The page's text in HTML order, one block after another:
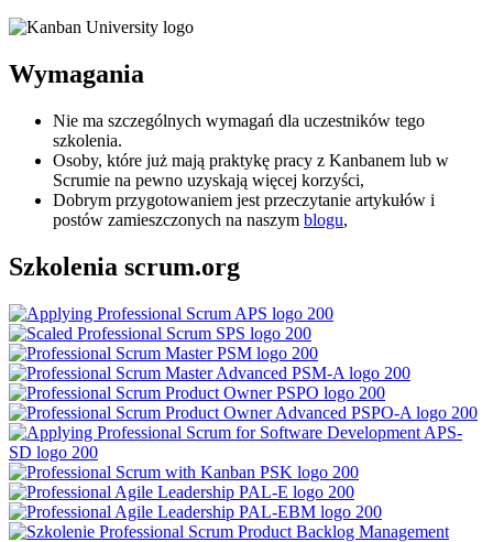
Wymagania
Nie ma szczególnych wymagań dla uczestników tego
szkolenia.
Osoby, które już mają praktykę pracy z Kanbanem lub w
Scrumie na pewno uzyskają więcej korzyści,
Dobrym przygotowaniem jest przeczytanie artykułów i
postów zamieszczonych na naszym blogu,
Szkolenia scrum.org